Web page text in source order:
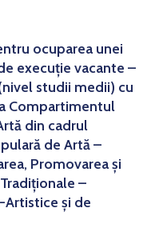
ocuparea unei
execuție vacante –
studii medii) cu
Compartimentul
din cadrul
de Artă –
Promovarea şi
–
și de